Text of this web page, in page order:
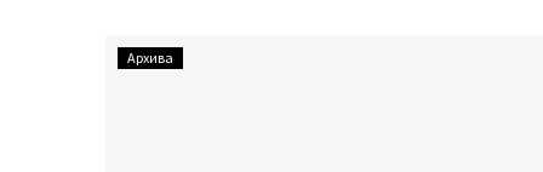
Архива